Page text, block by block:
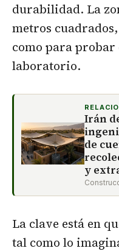
durabilidad. La
metros
como para
laboratorio.
Irán
de
y
La clave está en
tal como lo